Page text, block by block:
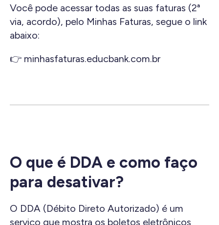
Você pode acessar todas as suas faturas (2ª
via, acordo), pelo Minhas Faturas, segue o link
abaixo:
👉 minhasfaturas.educbank.com.br
O que é DDA e como faço
para desativar?
O DDA (Débito Direto Autorizado) é um
serviço que mostra os boletos eletrônicos